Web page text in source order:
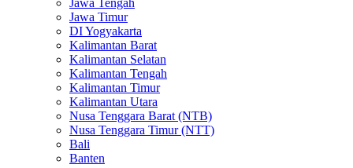
Jawa Tengah
Jawa Timur
DI Yogyakarta
Kalimantan Barat
Kalimantan Selatan
Kalimantan Tengah
Kalimantan Timur
Kalimantan Utara
Nusa Tenggara Barat (NTB)
Nusa Tenggara Timur (NTT)
Bali
Banten